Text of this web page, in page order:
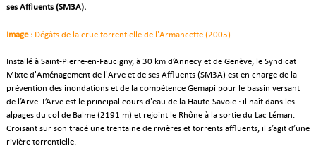
ses Affluents (SM3A).
Image : Dégâts de la crue torrentielle de l'Armancette (2005)
Installé à Saint-Pierre-en-Faucigny, à 30 km d’Annecy et de Genève, le Syndicat
Mixte d'Aménagement de l'Arve et de ses Affluents (SM3A) est en charge de la
prévention des inondations et de la compétence Gemapi pour le bassin versant
de l’Arve. L’Arve est le principal cours d'eau de la Haute-Savoie : il naît dans les
alpages du col de Balme (2191 m) et rejoint le Rhône à la sortie du Lac Léman.
Croisant sur son tracé une trentaine de rivières et torrents affluents, il s’agit d’une
rivière torrentielle.